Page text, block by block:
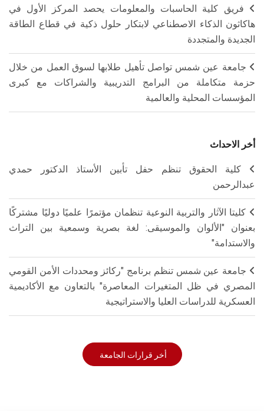
فريق كلية الحاسبات والمعلومات يحصد المركز الأول في
هاكاثون الذكاء الاصطناعي لابتكار حلول ذكية في قطاع الطاقة
الجديدة والمتجددة
جامعة عين شمس تواصل تأهيل طلابها لسوق العمل من خلال
حزمة متكاملة من البرامج التدريبية والشراكات مع كبرى
المؤسسات المحلية والعالمية
أخر الاحداث
كلية الحقوق تنظم حفل تأبين الأستاذ الدكتور حمدي
عبدالرحمن
كليتا الآثار والتربية النوعية تنظمان مؤتمرًا علميًا دوليًا مشتركًا
بعنوان "الألوان والموسيقى: لغة بصرية وسمعية بين التراث
والاستدامة"
جامعة عين شمس تنظم برنامج "ركائز ومحددات الأمن القومي
المصري في ظل المتغيرات المعاصرة" بالتعاون مع الأكاديمية
العسكرية للدراسات العليا والاستراتيجية
أخر قرارات الجامعة